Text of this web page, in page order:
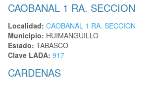
CAOBANAL 1 RA. SECCION
Localidad: CAOBANAL 1 RA. SECCION
Municipio: HUIMANGUILLO
Estado: TABASCO
Clave LADA: 917
CARDENAS